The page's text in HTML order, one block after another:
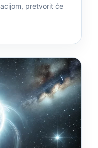
pretvorit će